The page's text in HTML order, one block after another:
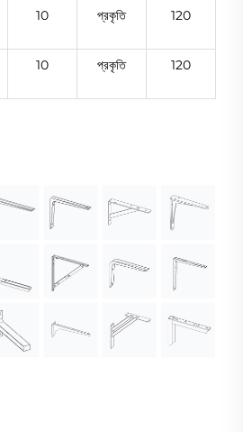
10 প্রকৃতি 120
10 প্রকৃতি 120